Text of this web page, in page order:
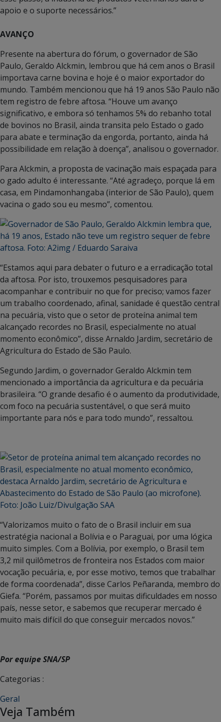
apoio e o suporte necessários.”
AVANÇO
Presente na abertura do fórum, o governador de São
Paulo, Geraldo Alckmin, lembrou que há cem anos o Brasil
importava carne bovina e hoje é o maior exportador do
mundo. Também mencionou que há 19 anos São Paulo não
tem registro de febre aftosa. “Houve um avanço
significativo, e embora só tenhamos 5% do rebanho total
de bovinos no Brasil, ainda transita pelo Estado o gado
para abate e terminação da engorda, portanto, ainda há
possibilidade em relação à doença”, analisou o governador.
Para Alckmin, a proposta de vacinação mais espaçada para
o gado adulto é interessante. “Até agradeço, porque lá em
casa, em Pindamonhangaba (interior de São Paulo), quem
vacina o gado sou eu mesmo”, comentou.
“Estamos aqui para debater o futuro e a erradicação total
da aftosa. Por isto, trouxemos pesquisadores para
acompanhar e contribuir no que for preciso; vamos fazer
um trabalho coordenado, afinal, sanidade é questão central
na pecuária, visto que o setor de proteína animal tem
alcançado recordes no Brasil, especialmente no atual
momento econômico”, disse Arnaldo Jardim, secretário de
Agricultura do Estado de São Paulo.
Segundo Jardim, o governador Geraldo Alckmin tem
mencionado a importância da agricultura e da pecuária
brasileira. “O grande desafio é o aumento da produtividade,
com foco na pecuária sustentável, o que será muito
importante para nós e para todo mundo”, ressaltou.
“Valorizamos muito o fato de o Brasil incluir em sua
estratégia nacional a Bolívia e o Paraguai, por uma lógica
muito simples. Com a Bolívia, por exemplo, o Brasil tem
3,2 mil quilômetros de fronteira nos Estados com maior
vocação pecuária, e, por esse motivo, temos que trabalhar
de forma coordenada”, disse Carlos Peñaranda, membro do
Giefa. “Porém, passamos por muitas dificuldades em nosso
país, nesse setor, e sabemos que recuperar mercado é
muito mais difícil do que conseguir mercados novos.”
Por equipe SNA/SP
Categorias :
Geral
Veja Também